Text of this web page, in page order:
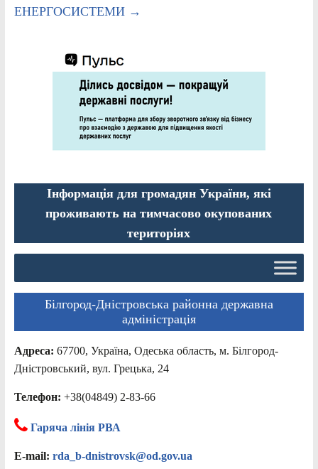
ЕНЕРГОСИСТЕМИ →
Інформація для громадян України, які
проживають на тимчасово окупованих
територіях
Білгород-Дністровська районна державна
адміністрація
Адреса: 67700, Україна, Одеська область, м. Білгород-
Дністровський, вул. Грецька, 24
Телефон: +38(04849) 2-83-66
Гаряча лінія РВА
E-mail: rda_b-dnistrovsk@od.gov.ua